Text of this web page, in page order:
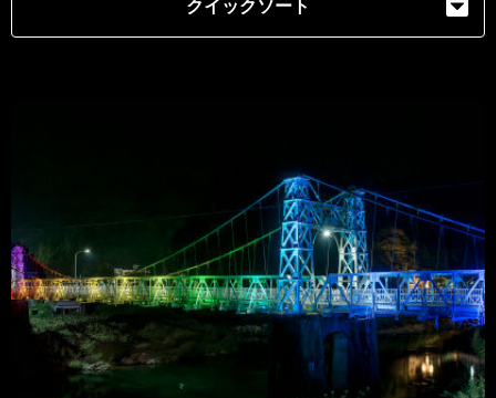
クイックソート